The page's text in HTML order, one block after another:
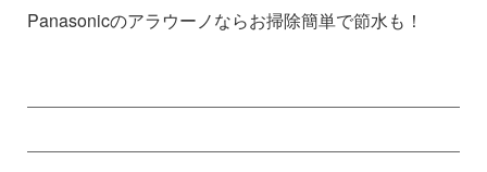
Panasonicのアラウーノならお掃除簡単で節水も！